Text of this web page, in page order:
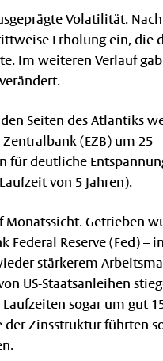
Volatilität.
Erholung ein, die
Im weiteren Verlauf
Seiten des Atlantiks
(EZB) um 25
für deutliche
von 5 Jahren).
Getrieben
Federal Reserve (Fed) –
stärkerem
US-Staatsanleihen
sogar um gut 15
der Zinsstruktur führten